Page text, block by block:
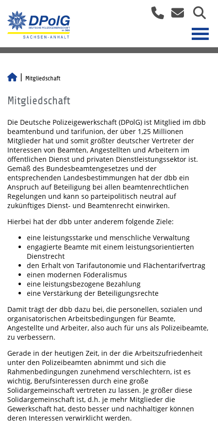
Mitgliedschaft
Mitgliedschaft
Die Deutsche Polizeigewerkschaft (DPolG) ist Mitglied im dbb
beamtenbund und tarifunion, der über 1,25 Millionen
Mitglieder hat und somit größter deutscher Vertreter der
Interessen von Beamten, Angestellten und Arbeitern im
öffentlichen Dienst und privaten Dienstleistungssektor ist.
Gemäß des Bundesbeamtengesetzes und der
entsprechenden Landesbestimmungen hat der dbb ein
Anspruch auf Beteiligung bei allen beamtenrechtlichen
Regelungen und kann so parteipolitisch neutral auf
zukünftiges Dienst- und Beamtenrecht einwirken.
Hierbei hat der dbb unter anderem folgende Ziele:
eine leistungsstarke und menschliche Verwaltung
engagierte Beamte mit einem leistungsorientierten
Dienstrecht
den Erhalt von Tarifautonomie und Flächentarifvertrag
einen modernen Föderalismus
eine leistungsbezogene Bezahlung
eine Verstärkung der Beteiligungsrechte
Damit trägt der dbb dazu bei, die personellen, sozialen und
organisatorischen Arbeitsbedingungen für Beamte,
Angestellte und Arbeiter, also auch für uns als Polizeibeamte,
zu verbessern.
Gerade in der heutigen Zeit, in der die Arbeitszufriedenheit
unter den Polizeibeamten abnimmt und sich die
Rahmenbedingungen zunehmend verschlechtern, ist es
wichtig, Berufsinteressen durch eine große
Solidargemeinschaft vertreten zu lassen. Je größer diese
Solidargemeinschaft ist, d.h. je mehr Mitglieder die
Gewerkschaft hat, desto besser und nachhaltiger können
deren Interessen verwirklicht werden.